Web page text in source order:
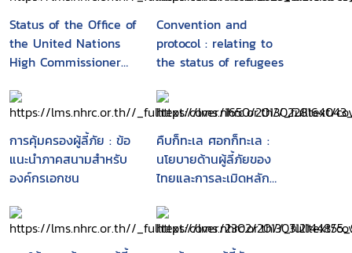
Status of the Office of
the United Nations
High Commissioner
Convention and
protocol : relating to
the status of refugees
การคุ้มครองผู้ลี้ภัย : ข้อ
แนะนำภาคสนามสำหรับ
องค์กรเอกชน
คืบก็ทะเล ศอกก็ทะเล :
นโยบายด้านผู้ลี้ภัยของ
ไทยและการละเมิดหลัก